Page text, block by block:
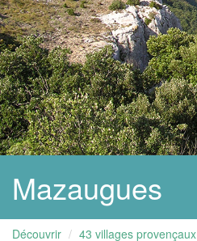
Mazaugues
Découvrir 43 villages provençaux